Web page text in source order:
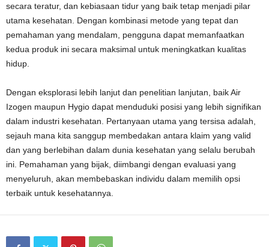
secara teratur, dan kebiasaan tidur yang baik tetap menjadi pilar
utama kesehatan. Dengan kombinasi metode yang tepat dan
pemahaman yang mendalam, pengguna dapat memanfaatkan
kedua produk ini secara maksimal untuk meningkatkan kualitas
hidup.
Dengan eksplorasi lebih lanjut dan penelitian lanjutan, baik Air
Izogen maupun Hygio dapat menduduki posisi yang lebih signifikan
dalam industri kesehatan. Pertanyaan utama yang tersisa adalah,
sejauh mana kita sanggup membedakan antara klaim yang valid
dan yang berlebihan dalam dunia kesehatan yang selalu berubah
ini. Pemahaman yang bijak, diimbangi dengan evaluasi yang
menyeluruh, akan membebaskan individu dalam memilih opsi
terbaik untuk kesehatannya.